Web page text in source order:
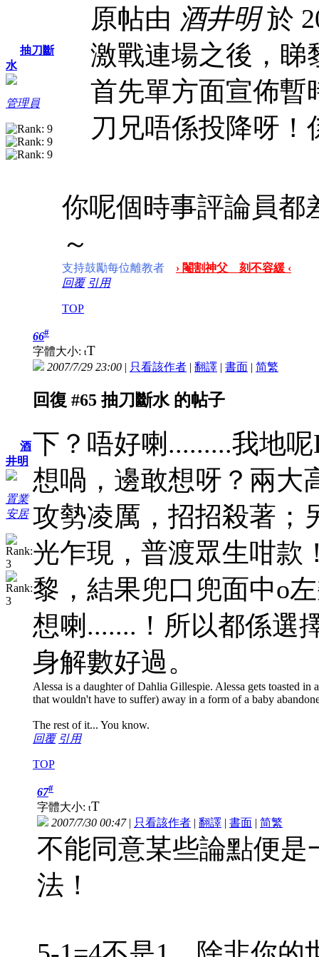
抽刀斷
水
管理員
原帖由 酒井明於
激戰連場之後，睇
首先單方面宣佈
刀兄唔係投降呀！
你呢個時事評論員都
～
支持鼓勵每位離教者
› 閹割神父 刻不容緩 ‹
回覆 引用
TOP
酒
井明
置業
安居
66#
字體大小: tT
2007/7/29 23:00 | 只看該作者 | 翻譯 | 書面 | 简繁
回復 #65 抽刀斷水 的帖子
下？唔好喇.........我地
想喎，邊敢想呀？兩大
攻勢凌厲，招招殺著；
光乍現，普渡眾生咁款
黎，結果兜口兜面中o
想喇.......！所以都係選
身解數好過。
Alessa is a daughter of Dahlia Gillespie. Alessa gets toasted in
that wouldn't have to suffer) away in a form of a baby
The rest of it... You know.
回覆 引用
TOP
67#
字體大小: tT
2007/7/30 00:47| 只看該作者 | 翻譯 | 書面 | 简繁
不能同意某些論點便
法！